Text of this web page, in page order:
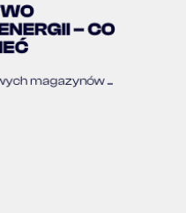
– CO
magazynów ...